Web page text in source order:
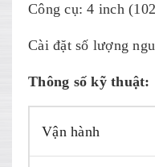
Công cụ: 4 inch
Cài đặt số lượng
Thông số kỹ thuật:
Vận hành